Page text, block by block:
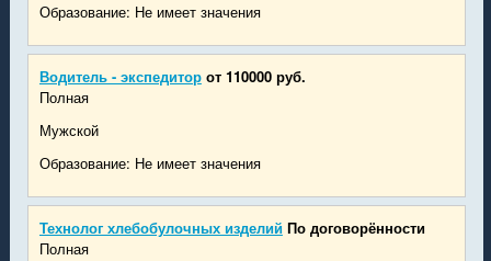
Образование: Не имеет значения
Водитель - экспедитор от 110000 руб.
Полная
Мужской
Образование: Не имеет значения
Технолог хлебобулочных изделий По договорённости
Полная